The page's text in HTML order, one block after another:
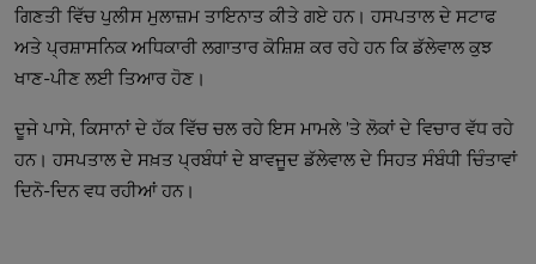
ਗਿਣਤੀ ਵਿੱਚ ਪੁਲੀਸ ਮੁਲਾਜ਼ਮ ਤਾਇਨਾਤ ਕੀਤੇ ਗਏ ਹਨ। ਹਸਪਤਾਲ ਦੇ ਸਟਾਫ
ਅਤੇ ਪ੍ਰਸ਼ਾਸਨਿਕ ਅਧਿਕਾਰੀ ਲਗਾਤਾਰ ਕੋਸ਼ਿਸ਼ ਕਰ ਰਹੇ ਹਨ ਕਿ ਡੱਲੇਵਾਲ ਕੁਝ
ਖਾਣ-ਪੀਣ ਲਈ ਤਿਆਰ ਹੋਣ।
ਦੂਜੇ ਪਾਸੇ, ਕਿਸਾਨਾਂ ਦੇ ਹੱਕ ਵਿੱਚ ਚਲ ਰਹੇ ਇਸ ਮਾਮਲੇ ’ਤੇ ਲੋਕਾਂ ਦੇ ਵਿਚਾਰ ਵੱਧ ਰਹੇ
ਹਨ। ਹਸਪਤਾਲ ਦੇ ਸਖ਼ਤ ਪ੍ਰਬੰਧਾਂ ਦੇ ਬਾਵਜੂਦ ਡੱਲੇਵਾਲ ਦੇ ਸਿਹਤ ਸੰਬੰਧੀ ਚਿੰਤਾਵਾਂ
ਦਿਨੋ-ਦਿਨ ਵਧ ਰਹੀਆਂ ਹਨ।